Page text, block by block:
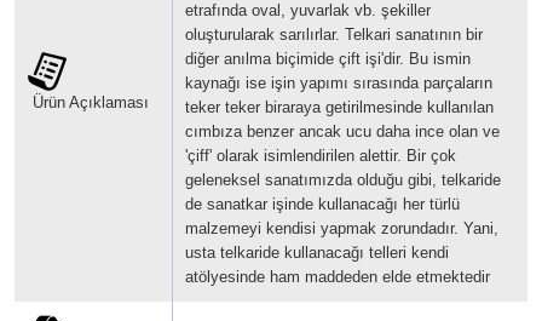
Ürün Açıklaması
etrafında oval, yuvarlak vb. şekiller
oluşturularak sarılırlar. Telkari sanatının bir
diğer anılma biçimide çift işi'dir. Bu ismin
kaynağı ise işin yapımı sırasında parçaların
teker teker biraraya getirilmesinde kullanılan
cımbıza benzer ancak ucu daha ince olan ve
'çiff' olarak isimlendirilen alettir. Bir çok
geleneksel sanatımızda olduğu gibi, telkaride
de sanatkar işinde kullanacağı her türlü
malzemeyi kendisi yapmak zorundadır. Yani,
usta telkaride kullanacağı telleri kendi
atölyesinde ham maddeden elde etmektedir